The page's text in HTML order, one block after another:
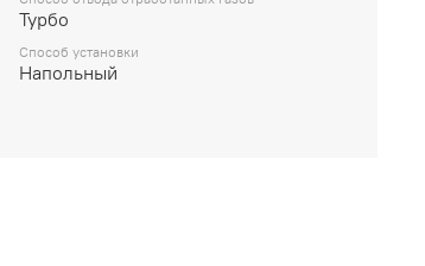
Турбо
Способ установки
Напольный